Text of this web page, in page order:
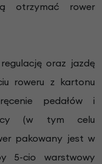
otrzymać rower
oraz jazdę
roweru z kartonu
pedałów i
(w tym celu
pakowany jest w
5-cio warstwowy